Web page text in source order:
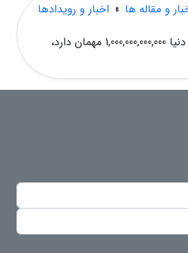
و مقاله ها » اخبار و رویدادها
پرجمعیت ترین خانه دنیا 1,000,000,000,000 مهمان دارد،